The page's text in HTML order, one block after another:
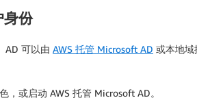
身份
AD 可以由 AWS 托管 Microsoft AD 或本地
或启动 AWS 托管 Microsoft AD。